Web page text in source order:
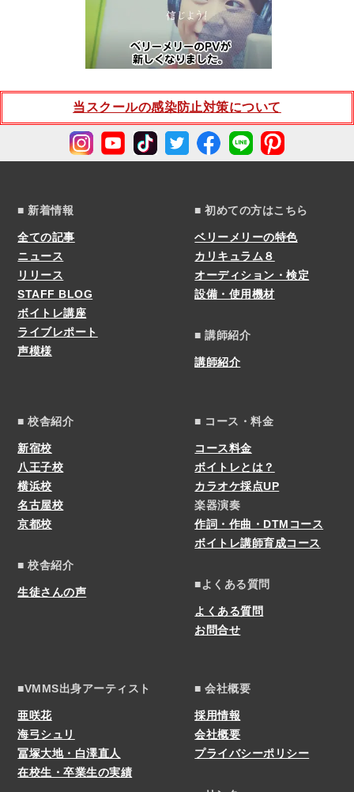
当スクールの感染防止対策について
■ 新着情報
全ての記事
ニュース
リリース
STAFF BLOG
ボイトレ講座
ライブレポート
声模様
■ 初めての方はこちら
ベリーメリーの特色
カリキュラム８
オーディション・検定
設備・使用機材
■ 講師紹介
講師紹介
■ 校舎紹介
新宿校
八王子校
横浜校
名古屋校
京都校
■ 校舎紹介
生徒さんの声
■ コース・料金
コース料金
ボイトレとは？
カラオケ採点UP
楽器演奏
作詞・作曲・DTMコース
ボイトレ講師育成コース
■よくある質問
よくある質問
お問合せ
■VMMS出身アーティスト
亜咲花
海弓シュリ
冨塚大地・白澤直人
在校生・卒業生の実績
■ 会社概要
採用情報
会社概要
プライバシーポリシー